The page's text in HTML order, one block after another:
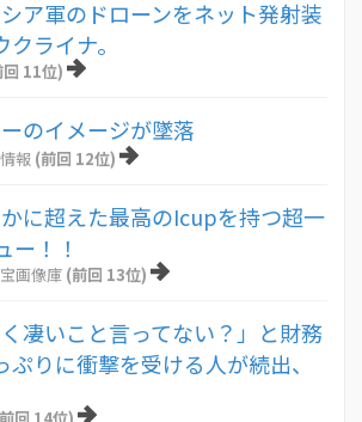
シア軍のドローンをネット発射装
ライナ。
回 11位)
のイメージが墜落
報 (前回 12位)
に超えた最高のIcupを持つ超一
ー！！
画像庫 (前回 13位)
く凄いこと言ってない？」と財務
りに衝撃を受ける人が続出、
回 14位)